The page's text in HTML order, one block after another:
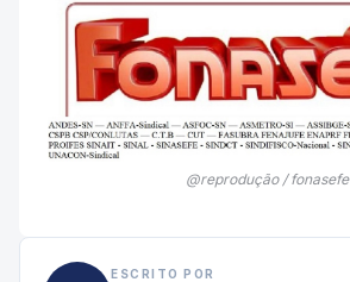
@reprodução / fonasefe
ESCRITO POR